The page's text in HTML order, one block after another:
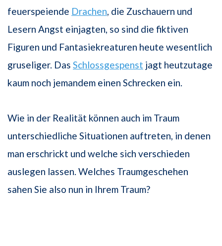
feuerspeiende Drachen, die Zuschauern und
Lesern Angst einjagten, so sind die fiktiven
Figuren und Fantasiekreaturen heute wesentlich
gruseliger. Das Schlossgespenst jagt heutzutage
kaum noch jemandem einen Schrecken ein.
Wie in der Realität können auch im Traum
unterschiedliche Situationen auftreten, in denen
man erschrickt und welche sich verschieden
auslegen lassen. Welches Traumgeschehen
sahen Sie also nun in Ihrem Traum?